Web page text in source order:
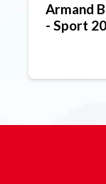
Armand
- Sport